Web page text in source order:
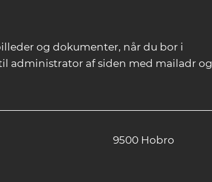
og dokumenter, når du bor i
administrator af siden med mailadr og
9500 Hobro